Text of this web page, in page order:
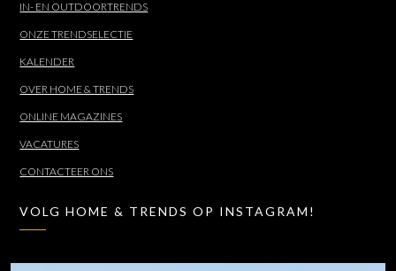
IN- EN OUTDOORTRENDS
ONZE TRENDSELECTIE
KALENDER
OVER HOME & TRENDS
ONLINE MAGAZINES
VACATURES
CONTACTEER ONS
VOLG HOME & TRENDS OP INSTAGRAM!